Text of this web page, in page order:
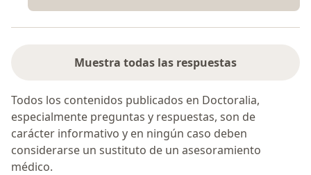
Muestra todas las respuestas
Todos los contenidos publicados en Doctoralia,
especialmente preguntas y respuestas, son de
carácter informativo y en ningún caso deben
considerarse un sustituto de un asesoramiento
médico.